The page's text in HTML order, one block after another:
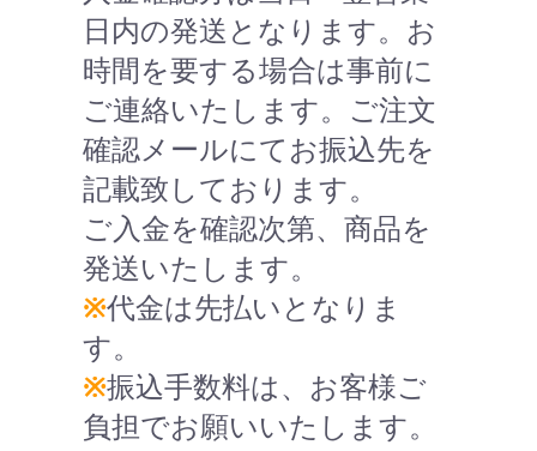
日内の発送となります。お
時間を要する場合は事前に
ご連絡いたします。ご注文
確認メールにてお振込先を
記載致しております。
ご入金を確認次第、商品を
発送いたします。
※代金は先払いとなりま
す。
※振込手数料は、お客様ご
負担でお願いいたします。